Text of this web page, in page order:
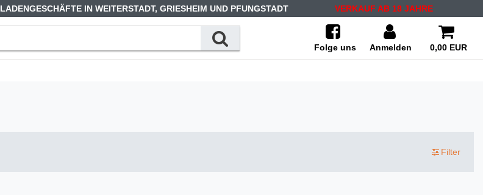
LADENGESCHÄFTE IN WEITERSTADT, GRIESHEIM UND PFUNGSTADT VERKAUF AB 18 JAHRE
Folge uns Anmelden 0,00 EUR
Filter